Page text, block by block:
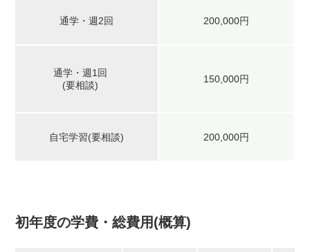
通学・週2回
通学・週1回
(要相談)
自宅学習(要相談)
200,000円
150,000円
200,000円
初年度の学費・総費用(概算)